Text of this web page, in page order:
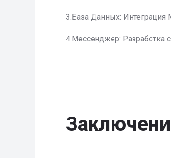
3.База Данных: Интеграция
4.Мессенджер: Разработка